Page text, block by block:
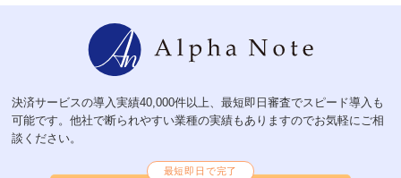
決済サービスの導入実績40,000件以上、最短即日審査でスピード導入も
可能です。他社で断られやすい業種の実績もありますのでお気軽にご相
談ください。
最短即日で完了